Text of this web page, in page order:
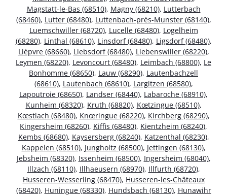
Magstatt-le-Bas (68510), Magny (68210), Lutterbach
(68460), Lutter (68480), Luttenbach-près-Munster (68140),
Luemschwiller (68720), Lucelle (68480), Logelheim
(68280), Linthal (68610), Linsdorf (68480), Ligsdorf (68480),
Lièpvre (68660), Liebsdorf (68480), Liebenswiller (68220),
Leymen (68220), Levoncourt (68480), Leimbach (68800), Le
Bonhomme (68650), Lauw (68290), Lautenbachzell
(68610), Lautenbach (68610), Largitzen (68580),
Lapoutroie (68650), Landser (68440), Labaroche (68910),
Kunheim (68320), Kruth (68820), Kœtzingue (68510),
Kœstlach (68480), Knœringue (68220), Kirchberg (68290),
Kingersheim (68260), Kiffis (68480), Kientzheim (68240),
Kembs (68680), Kaysersberg (68240), Katzenthal (68230),
Kappelen (68510), Jungholtz (68500), Jettingen (68130),
Jebsheim (68320), Issenheim (68500), Ingersheim (68040),
Illzach (68110), Illhaeusern (68970), Illfurth (68720),
Husseren-Wesserling (68470), Husseren-les-Châteaux
(68420), Huningue (68330), Hundsbach (68130), Hunawihr